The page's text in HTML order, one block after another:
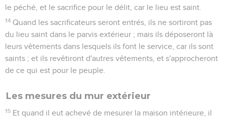
le péché, et le sacrifice pour le délit, car le lieu est saint.
14 Quand les sacrificateurs seront entrés, ils ne sortiront pas
du lieu saint dans le parvis extérieur ; mais ils déposeront là
leurs vêtements dans lesquels ils font le service, car ils sont
saints ; et ils revêtiront d'autres vêtements, et s'approcheront
de ce qui est pour le peuple.
Les mesures du mur extérieur
15 Et quand il eut achevé de mesurer la maison intérieure, il